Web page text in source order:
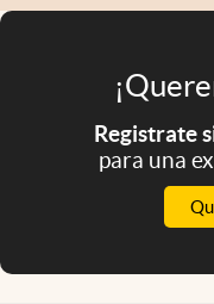
Registrate
para una